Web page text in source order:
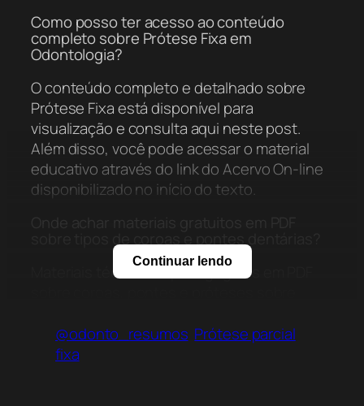
Como posso ter acesso ao conteúdo
completo sobre Prótese Fixa em
Odontologia?
O conteúdo completo e detalhado sobre
Prótese Fixa está disponível para
visualização e consulta aqui neste post.
Além disso, você pode acessar o material
educativo através do link do Acervo On-line
disponibilizado no início do texto.
sobre tipos de coroas e pontes dentárias?
Materiais técnicos e pedagógicos em PDF
O resumo aborda desde os materiais
utilizados, como zircônia e dissilicato de lítio,
Continuar lendo
@odonto_resumos Prótese parcial
fixa